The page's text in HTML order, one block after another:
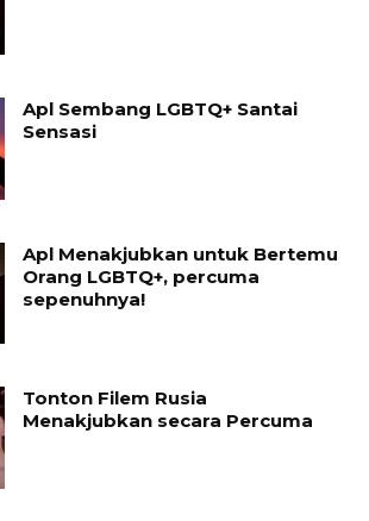
Apl Sembang LGBTQ+ Santai
Sensasi
Apl Menakjubkan untuk Bertemu
Orang LGBTQ+, percuma
sepenuhnya!
Tonton Filem Rusia
Menakjubkan secara Percuma